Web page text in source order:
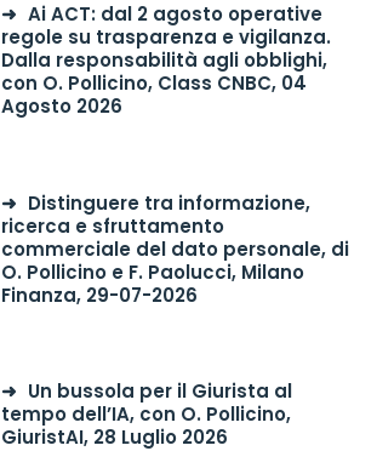
Ai ACT: dal 2 agosto operative
regole su trasparenza e vigilanza.
Dalla responsabilità agli obblighi,
con O. Pollicino, Class CNBC, 04
Agosto 2026
Distinguere tra informazione,
ricerca e sfruttamento
commerciale del dato personale, di
O. Pollicino e F. Paolucci, Milano
Finanza, 29-07-2026
Un bussola per il Giurista al
tempo dell’IA, con O. Pollicino,
GiuristAI, 28 Luglio 2026